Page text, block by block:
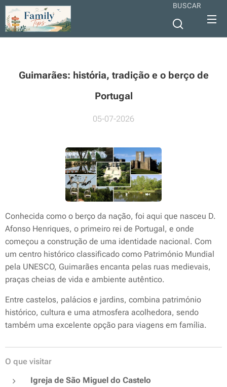
BUSCAR
Guimarães: história, tradição e o berço de
Portugal
05-07-2026
Conhecida como o berço da nação, foi aqui que nasceu D.
Afonso Henriques, o primeiro rei de Portugal, e onde
começou a construção de uma identidade nacional. Com
um centro histórico classificado como Património Mundial
pela UNESCO, Guimarães encanta pelas ruas medievais,
praças cheias de vida e ambiente autêntico.
Entre castelos, palácios e jardins, combina património
histórico, cultura e uma atmosfera acolhedora, sendo
também uma excelente opção para viagens em família.
O que visitar
Igreja de São Miguel do Castelo